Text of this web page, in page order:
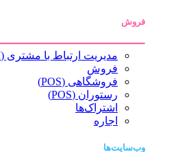
فروش
مدیریت ارتباط با مشتری (CRM)
فروش
فروشگاهی (POS)
رستوران (POS)
اشتراک‌ها
اجاره
وب‌سایت‌ها